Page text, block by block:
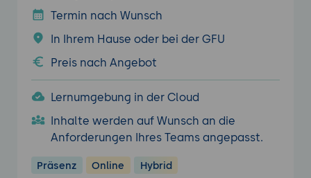
Termin nach Wunsch
In Ihrem Hause oder bei der GFU
Preis nach Angebot
Lernumgebung in der Cloud
Inhalte werden auf Wunsch an die
Anforderungen Ihres Teams angepasst.
Präsenz Online Hybrid